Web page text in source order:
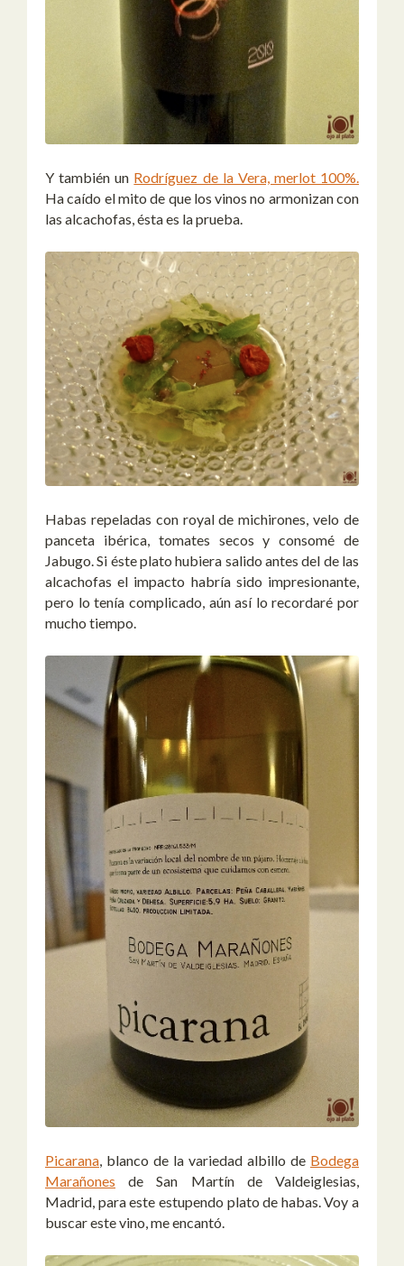
Y también un Rodríguez de la Vera, merlot 100%.
Ha caído el mito de que los vinos no armonizan con
las alcachofas, ésta es la prueba.
Habas repeladas con royal de michirones, velo de
panceta ibérica, tomates secos y consomé de
Jabugo. Si éste plato hubiera salido antes del de las
alcachofas el impacto habría sido impresionante,
pero lo tenía complicado, aún así lo recordaré por
mucho tiempo.
Picarana, blanco de la variedad albillo de Bodega
Marañones de San Martín de Valdeiglesias,
Madrid, para este estupendo plato de habas. Voy a
buscar este vino, me encantó.